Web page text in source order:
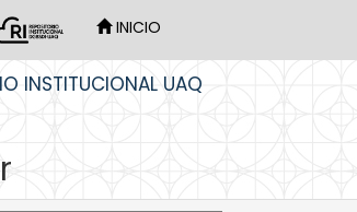
INICIO
INSTITUCIONAL UAQ